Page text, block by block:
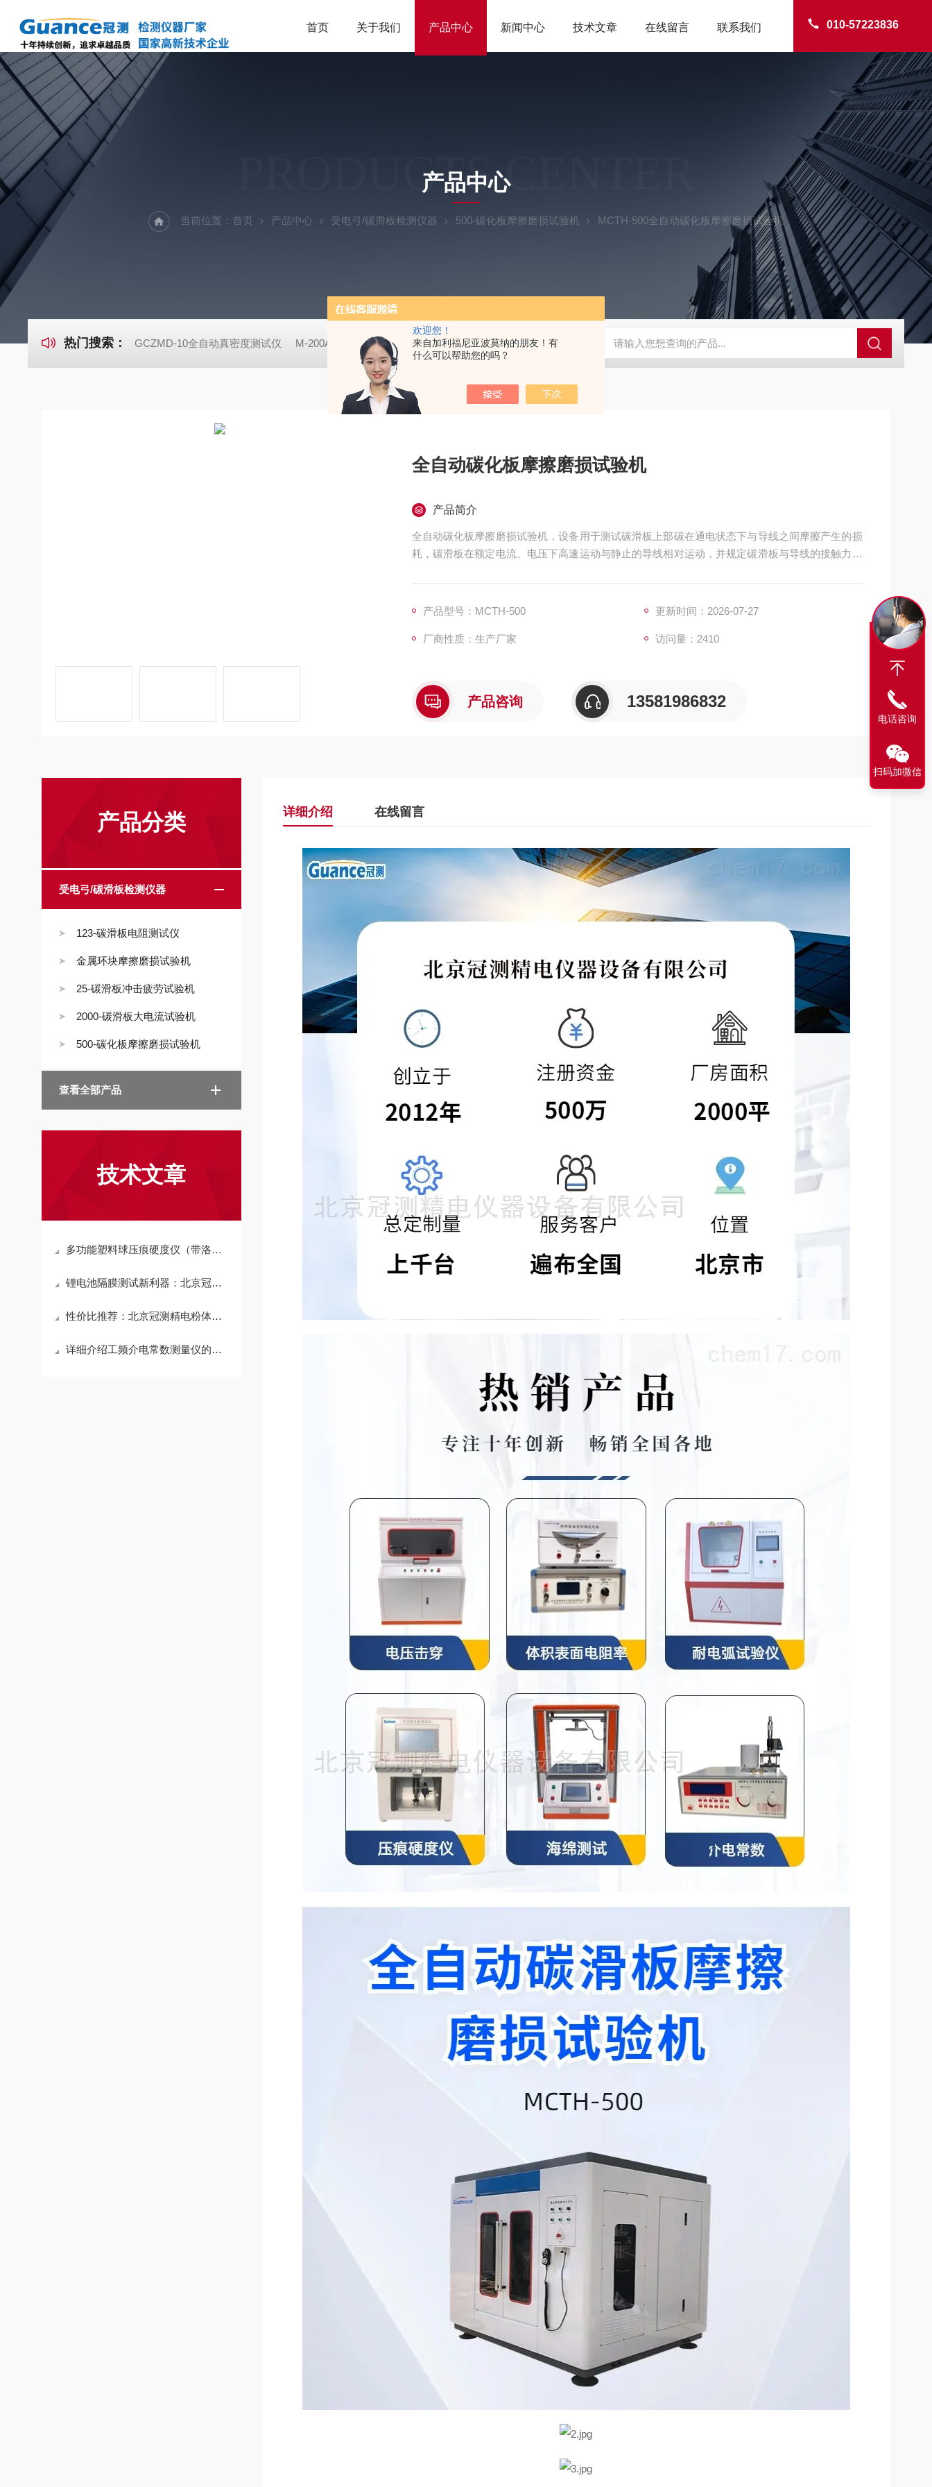
欢迎您！
来自加利福尼亚波莫纳的朋友！有
什么可以帮助您的吗？
010-57223836
首页 关于我们 产品中心 新闻中心 技术文章 在线留言 联系我们
PRODUCTS CENTER
产品中心
当前位置： 首页 产品中心 受电弓/碳滑板检测仪器 500-碳化板摩擦磨损试验机 MCTH-500全自动碳化板摩擦磨损试验机
热门搜索： GCZMD-10全自动真密度测试仪 M-200A微动摩擦磨损实验机 GCDDJ-50Kv电压击穿试验仪-微机控制 GCDDJ-50Kv绝缘材料电压击穿强度试验机 GCDDJ-100Kv
全自动碳化板摩擦磨损试验机
产品简介
全自动碳化板摩擦磨损试验机，设备用于测试碳滑板上部碳在通电状态下与导线之间摩擦产生的损
耗，碳滑板在额定电流、电压下高速运动与静止的导线相对运动，并规定碳滑板与导线的接触力；
产品型号：MCTH-500
更新时间：2026-07-27
厂商性质：生产厂家 访问量：2410
产品咨询 13581986832
产品分类
受电弓/碳滑板检测仪器
123-碳滑板电阻测试仪
金属环块摩擦磨损试验机
25-碳滑板冲击疲劳试验机
2000-碳滑板大电流试验机
500-碳化板摩擦磨损试验机
查看全部产品
技术文章
多功能塑料球压痕硬度仪（带洛氏）
锂电池隔膜测试新利器：北京冠测公司电弱点测试仪遥领行业创新
性价比推荐：北京冠测精电粉体压实密度测试仪的生产标准与质量控制体系揭秘
详细介绍工频介电常数测量仪的操作要点
详细介绍 在线留言
电话咨询
扫码加微信